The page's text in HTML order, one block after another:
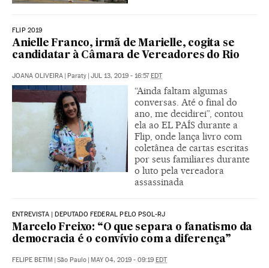
FLIP 2019
Anielle Franco, irmã de Marielle, cogita se
candidatar à Câmara de Vereadores do Rio
JOANA OLIVEIRA | Paraty | JUL 13, 2019 - 16:57EDT
“Ainda faltam algumas
conversas. Até o final do
ano, me decidirei”, contou
ela ao EL PAÍS durante a
Flip, onde lança livro com
coletânea de cartas escritas
por seus familiares durante
o luto pela vereadora
assassinada
ENTREVISTA | DEPUTADO FEDERAL PELO PSOL-RJ
Marcelo Freixo: “O que separa o fanatismo da
democracia é o convívio com a diferença”
FELIPE BETIM | São Paulo | MAY 04, 2019 - 09:19 EDT